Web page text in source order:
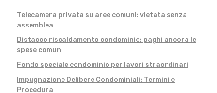
Telecamera privata su aree comuni: vietata senza
assemblea
Distacco riscaldamento condominio: paghi ancora le
spese comuni
Fondo speciale condominio per lavori straordinari
Impugnazione Delibere Condominiali: Termini e
Procedura